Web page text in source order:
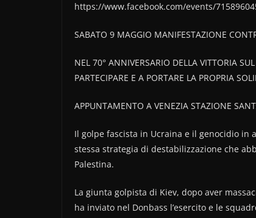
https://www.facebook.com/events/
SABATO 9 MAGGIO MANIFESTAZIONE
NEL 70° ANNIVERSARIO DELLA VITTORIA
PARTECIPARE E A PORTARE LA PROPRIA
APPUNTAMENTO A VENEZIA STAZIONE
Il golpe fascista in Ucraina e il genocidio in
stessa strategia di destabilizzazione che
Palestina.
La giunta golpista di Kiev, dopo aver
ha inviato nel Donbass l’esercito e le